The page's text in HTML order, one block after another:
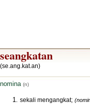
seangkatan
(se.ang.kat.an)
nomina (n)
sekali mengangkat;